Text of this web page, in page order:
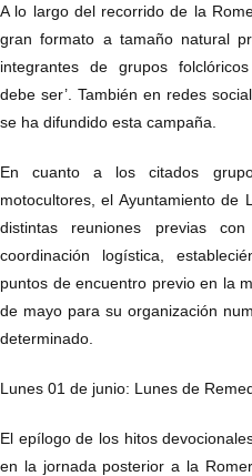
A lo largo del recorrido de la
gran formato a tamaño natural
integrantes de grupos
debe ser’. También en redes
se ha difundido esta campaña.
En cuanto a los citados
motocultores, el Ayuntamiento de
distintas reuniones previas
coordinación logística,
puntos de encuentro previo en la
de mayo para su organización
determinado.
Lunes 01 de junio: Lunes de
El epílogo de los hitos
en la jornada posterior a la